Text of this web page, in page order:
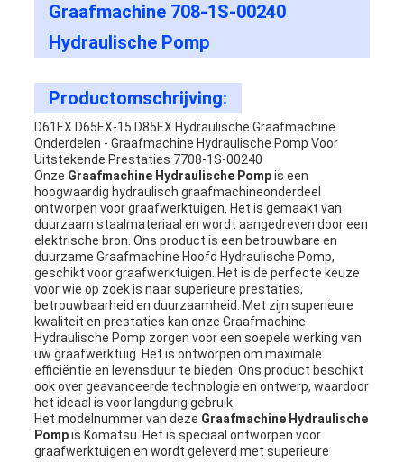
Graafmachine 708-1S-00240
Hydraulische Pomp
Productomschrijving:
D61EX D65EX-15 D85EX Hydraulische Graafmachine
Onderdelen - Graafmachine Hydraulische Pomp Voor
Uitstekende Prestaties 7708-1S-00240
Onze Graafmachine Hydraulische Pompis een
hoogwaardig hydraulisch graafmachineonderdeel
ontworpen voor graafwerktuigen. Het is gemaakt van
duurzaam staalmateriaal en wordt aangedreven door een
elektrische bron. Ons product is een betrouwbare en
duurzame Graafmachine Hoofd Hydraulische Pomp,
geschikt voor graafwerktuigen. Het is de perfecte keuze
voor wie op zoek is naar superieure prestaties,
betrouwbaarheid en duurzaamheid. Met zijn superieure
kwaliteit en prestaties kan onze Graafmachine
Hydraulische Pomp zorgen voor een soepele werking van
uw graafwerktuig. Het is ontworpen om maximale
efficiëntie en levensduur te bieden. Ons product beschikt
ook over geavanceerde technologie en ontwerp, waardoor
het ideaal is voor langdurig gebruik.
Het modelnummer van deze Graafmachine Hydraulische
Pompis Komatsu. Het is speciaal ontworpen voor
graafwerktuigen en wordt geleverd met superieure